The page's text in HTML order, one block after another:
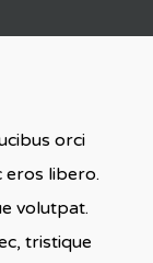
orci
eros libero.
volutpat.
tristique